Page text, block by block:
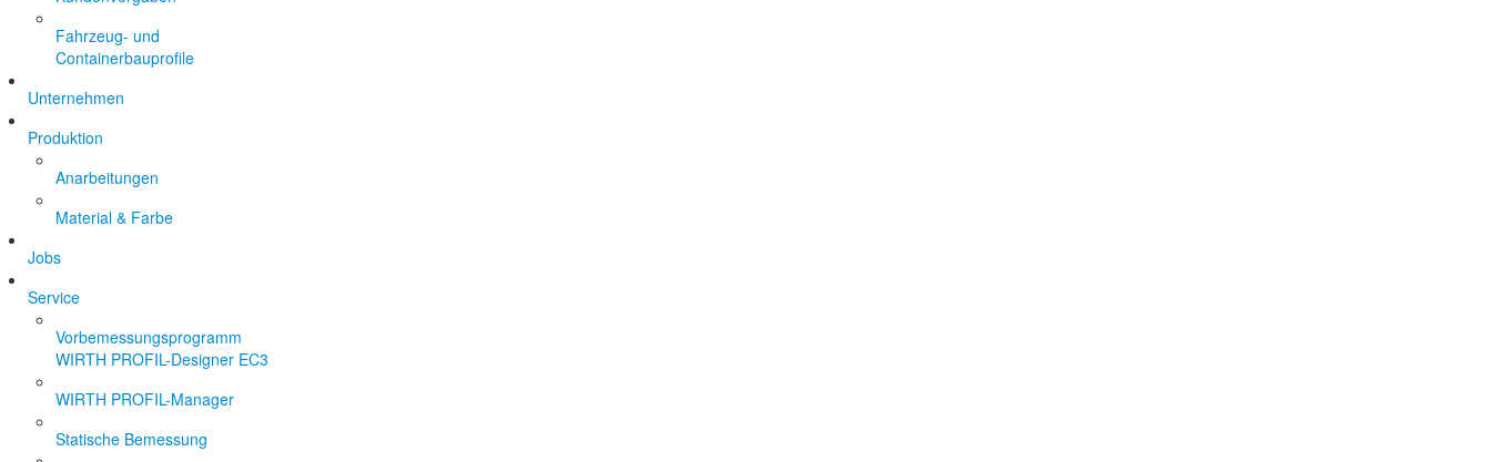
Fahrzeug- und
Containerbauprofile
Unternehmen
Produktion
Anarbeitungen
Material & Farbe
Jobs
Service
Vorbemessungsprogramm
WIRTH PROFIL-Designer EC3
WIRTH PROFIL-Manager
Statische Bemessung